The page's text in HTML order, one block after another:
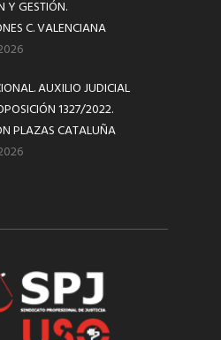
Y GESTIÓN.
C. VALENCIANA
AUXILIO JUDICIAL
1327/2022.
PLAZAS CATALUÑA